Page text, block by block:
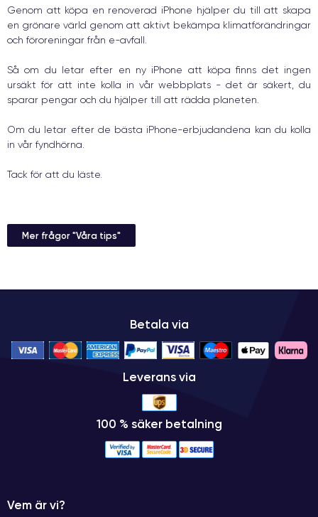
Genom att köpa en renoverad iPhone hjälper du till att skapa
en grönare värld genom att aktivt bekämpa klimatförändringar
och föroreningar från e-avfall.
Så om du letar efter en ny iPhone att köpa finns det ingen
ursäkt för att inte kolla in vår webbplats - det är säkert, du
sparar pengar och du hjälper till att rädda planeten.
Om du letar efter de bästa iPhone-erbjudandena kan du kolla
in vår fyndhörna.
Tack för att du läste.
Mer frågor "Våra tips"
Betala via
Leverans via
100 % säker betalning
Vem är vi?